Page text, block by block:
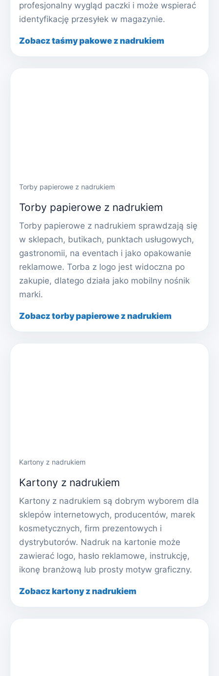
profesjonalny wygląd paczki i może wspierać
identyfikację przesyłek w magazynie.
Zobacz taśmy pakowe z nadrukiem
Torby papierowe z nadrukiem
Torby papierowe z nadrukiem
Torby papierowe z nadrukiem sprawdzają się
w sklepach, butikach, punktach usługowych,
gastronomii, na eventach i jako opakowanie
reklamowe. Torba z logo jest widoczna po
zakupie, dlatego działa jako mobilny nośnik
marki.
Zobacz torby papierowe z nadrukiem
Kartony z nadrukiem
Kartony z nadrukiem
Kartony z nadrukiem są dobrym wyborem dla
sklepów internetowych, producentów, marek
kosmetycznych, firm prezentowych i
dystrybutorów. Nadruk na kartonie może
zawierać logo, hasło reklamowe, instrukcję,
ikonę branżową lub prosty motyw graficzny.
Zobacz kartony z nadrukiem